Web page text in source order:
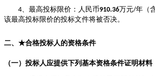
4 、最高投标限价：人民币910.36万元/年（
该最高投标限价的投标文件将被否决。
二、 ★合格投标人的资格条件
（一）投标人应提供下列 基本资格条件证明材料